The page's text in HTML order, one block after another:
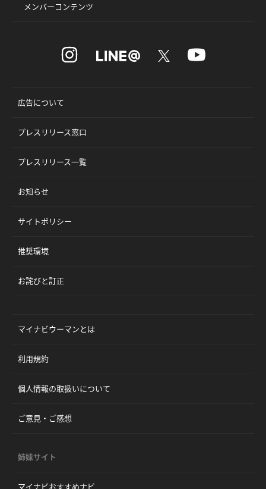
メンバーコンテンツ
広告について
プレスリリース窓口
プレスリリース一覧
お知らせ
サイトポリシー
推奨環境
お詫びと訂正
マイナビウーマンとは
利用規約
個人情報の取扱いについて
ご意見・ご感想
姉妹サイト
マイナビおすすめナビ